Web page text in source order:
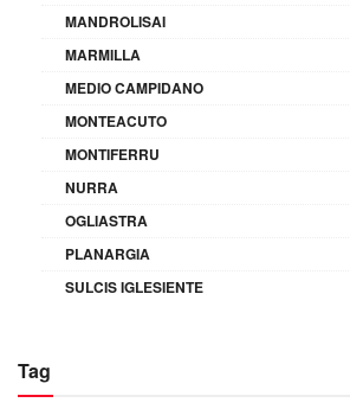
MANDROLISAI
MARMILLA
MEDIO CAMPIDANO
MONTEACUTO
MONTIFERRU
NURRA
OGLIASTRA
PLANARGIA
SULCIS IGLESIENTE
Tag